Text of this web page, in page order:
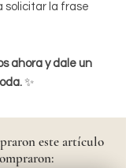
solicitar la frase
ahora y dale un
✨
este artículo